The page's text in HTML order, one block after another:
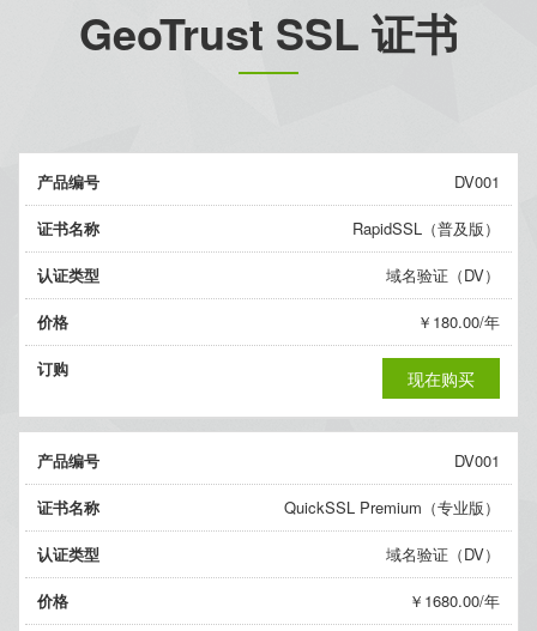
GeoTrust SSL 证书
产品编号 DV001
证书名称 RapidSSL（普及版）
认证类型 域名验证（DV）
价格 ￥180.00/年
订购 现在购买
产品编号 DV001
证书名称 QuickSSL Premium（专业版）
认证类型 域名验证（DV）
价格 ￥1680.00/年